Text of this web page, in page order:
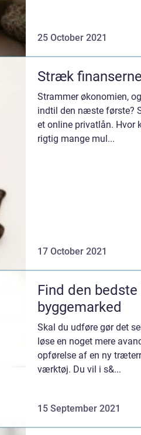
25 October 2021
Stræk
Strammer økonomien,
indtil den næste første?
et online privatlån. Hvor
rigtig mange mul...
17 October 2021
Find den
byggemarked
Skal du udføre gør det
løse en noget mere
opførelse af en ny
værktøj. Du vil i s&...
15 September 2021